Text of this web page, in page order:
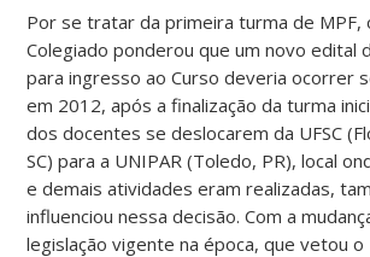
Por se tratar da primeira turma de MPF,
Colegiado ponderou que um novo edital
para ingresso ao Curso deveria ocorrer
em 2012, após a finalização da turma
dos docentes se deslocarem da UFSC
SC) para a UNIPAR (Toledo, PR), local
e demais atividades eram realizadas,
influenciou nessa decisão. Com a
legislação vigente na época, que vetou o